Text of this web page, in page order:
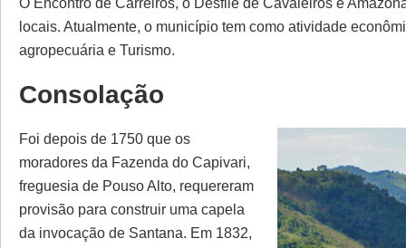
O Encontro de Carreiros, o Desfile de Cavaleiros e
locais. Atualmente, o município tem como atividade
agropecuária e Turismo.
Consolação
Foi depois de 1750 que os
moradores da Fazenda do Capivari,
freguesia de Pouso Alto, requereram
provisão para construir uma capela
da invocação de Santana. Em 1832,